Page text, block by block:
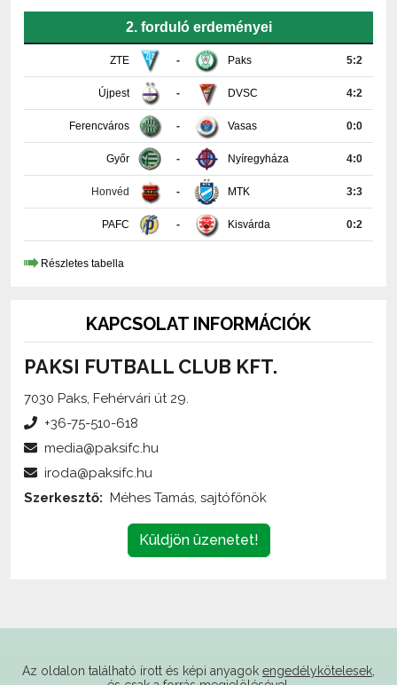
ZTE - Paks
Újpest DVSC 4:2
Ferencváros Vasas 0:0
Győr Nyíregyháza 4:0
Honvéd MTK 3:3
PAFC Kisvárda 0:2
Részletes tabella
PAKSI FUTBALL CLUB KFT.
7030 Paks, Fehérvári út 29.
Küldjön üzenetet!
internetes felhasználás esetén élő hivatkozás elhelyezésével
(forrás: paksifc.hu) használhatóak fel.